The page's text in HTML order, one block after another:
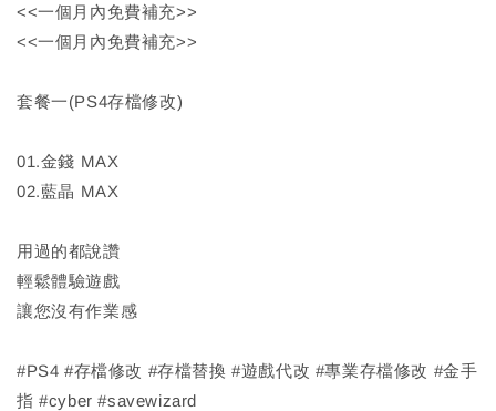
<<一個月內免費補充>>
<<一個月內免費補充>>
套餐一(PS4存檔修改)
01.金錢 MAX
02.藍晶 MAX
用過的都說讚
輕鬆體驗遊戲
讓您沒有作業感
#PS4 #存檔修改 #存檔替換 #遊戲代改 #專業存檔修改 #金手
指 #cyber #savewizard